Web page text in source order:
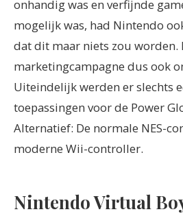
onhandig was en verfijnde
mogelijk was, had Nintendo
dat dit maar niets zou worden.
marketingcampagne dus ook
Uiteindelijk werden er slechts
toepassingen voor de Power
Alternatief: De normale NES-
moderne Wii-controller.
Nintendo Virtual